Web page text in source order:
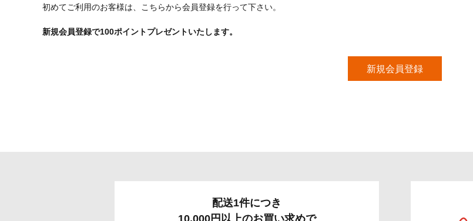
初めてご利用のお客様は、こちらから会員登録を行って下さい。
新規会員登録で100ポイントプレゼントいたします。
配送1件につき
10,000円以上のお買い求めで